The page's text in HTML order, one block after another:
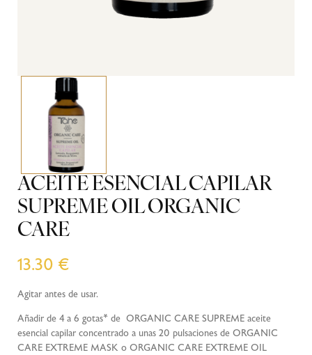
ACEITE ESENCIAL CAPILAR
SUPREME OIL ORGANIC
CARE
13.30 €
Agitar antes de usar.
Añadir de 4 a 6 gotas* de ORGANIC CARE SUPREME aceite
esencial capilar concentrado a unas 20 pulsaciones de ORGANIC
CARE EXTREME MASK o ORGANIC CARE EXTREME OIL